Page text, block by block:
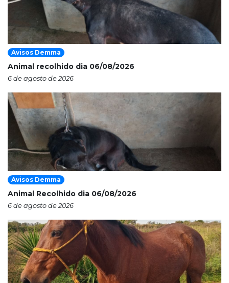
Avisos Demma
Animal recolhido dia 06/08/2026
6 de agosto de 2026
Avisos Demma
Animal Recolhido dia 06/08/2026
6 de agosto de 2026